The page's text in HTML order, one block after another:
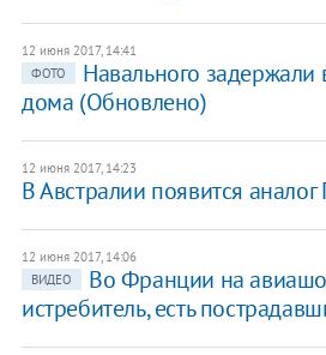
12 июня 2017, 14:41
ФОТО
Навального задержали
дома (Обновлено)
12 июня 2017, 14:23
В Австралии появится аналог
12 июня 2017, 14:06
ВИДЕО
Во Франции на
истребитель, есть